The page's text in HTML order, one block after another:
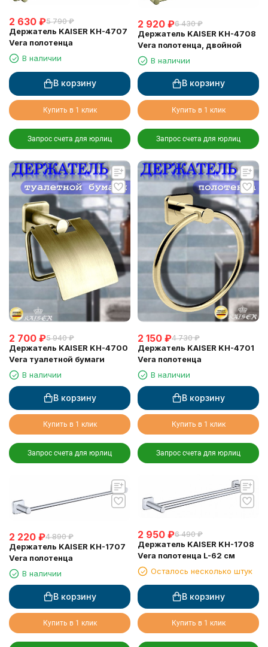
2 630 ₽5 790 ₽
Держатель KAISER KH-4707
Vera полотенца
В наличии
В корзину
Купить в 1 клик
Запрос счета для юрлиц
2 920 ₽6 430 ₽
Держатель KAISER KH-4708
Vera полотенца, двойной
В наличии
В корзину
Купить в 1 клик
Запрос счета для юрлиц
2 700 ₽5 940 ₽
Держатель KAISER KH-4700
Vera туалетной бумаги
В наличии
В корзину
Купить в 1 клик
Запрос счета для юрлиц
2 150 ₽4 730 ₽
Держатель KAISER KH-4701
Vera полотенца
В наличии
В корзину
Купить в 1 клик
Запрос счета для юрлиц
2 220 ₽4 890 ₽
Держатель KAISER KH-1707
Vera полотенца
В наличии
В корзину
Купить в 1 клик
2 950 ₽6 490 ₽
Держатель KAISER KH-1708
Vera полотенца L-62 см
Осталось несколько штук
В корзину
Купить в 1 клик